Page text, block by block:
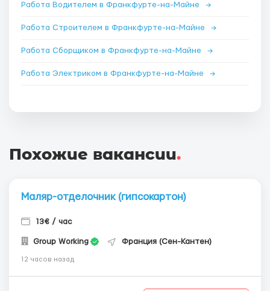
Работа Водителем в Франкфурте-на-Майне →
Работа Строителем в Франкфурте-на-Майне →
Работа Сборщиком в Франкфурте-на-Майне →
Работа Электриком в Франкфурте-на-Майне →
Похожие вакансии.
Маляр-отделочник (гипсокартон)
13€ / час
Group Working Франция (Сен-Кантен)
12 часов назад